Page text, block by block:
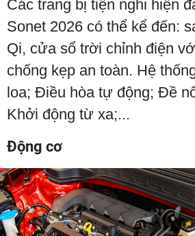
Các trang bị tiện nghi hiện
Sonet 2026 có thể kể đến:
Qi, cửa sổ trời chỉnh điện
chống kẹp an toàn. Hệ
loa; Điều hòa tự động; Đề
Khởi động từ xa;...
Động cơ